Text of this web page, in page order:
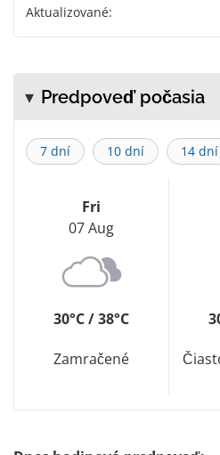
Aktualizované:
Predpoveď počasia
7 dní 10 dní 14 dní
Fri
07 Aug
30°C / 38°C
Zamračené